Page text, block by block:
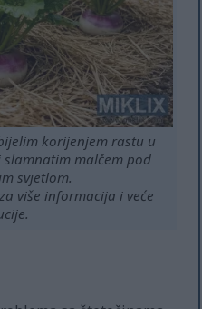
korijenjem rastu u
malčem pod
svjetlom.
više informacija i veće